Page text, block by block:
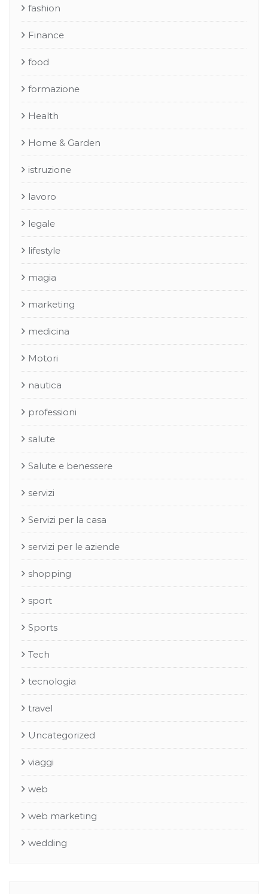
fashion
Finance
food
formazione
Health
Home & Garden
istruzione
lavoro
legale
lifestyle
magia
marketing
medicina
Motori
nautica
professioni
salute
Salute e benessere
servizi
Servizi per la casa
servizi per le aziende
shopping
sport
Sports
Tech
tecnologia
travel
Uncategorized
viaggi
web
web marketing
wedding